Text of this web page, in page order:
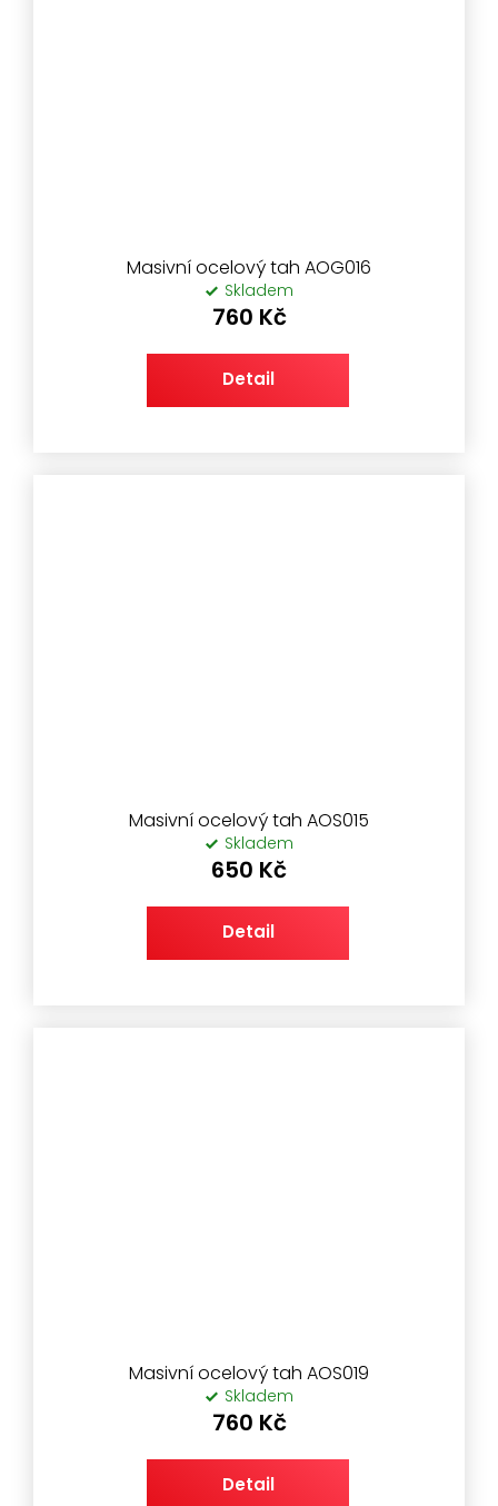
Masivní ocelový tah AOG016
Skladem
760 Kč
Detail
Masivní ocelový tah AOS015
Skladem
650 Kč
Detail
Masivní ocelový tah AOS019
Skladem
760 Kč
Detail